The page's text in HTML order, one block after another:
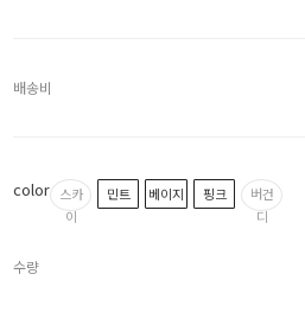
배송비
color 스카
이
민트 베이지 핑크
버건
디
수량